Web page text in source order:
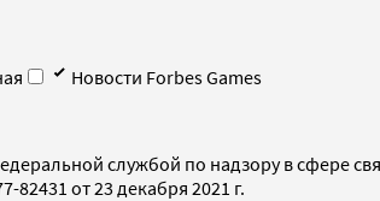
Новости Forbes Games
службой по надзору в сфере
от 23 декабря 2021 г.